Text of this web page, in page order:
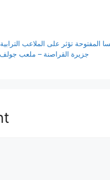
المفتوحة تؤثر على الملاعب
جزيرة القراصنة – ملعب